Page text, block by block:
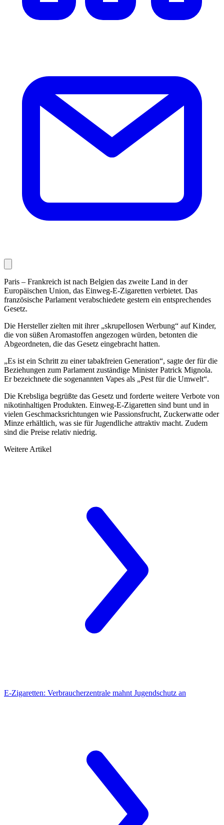
Paris – Frankreich ist nach Belgien das zweite Land in der
Europäischen Union, das Einweg-E-Zigaretten verbietet. Das
französische Parlament verabschiedete gestern ein entsprechendes
Gesetz.
Die Hersteller zielten mit ihrer „skrupellosen Werbung“ auf Kinder,
die von süßen Aromastoffen angezogen würden, betonten die
Abgeordneten, die das Gesetz eingebracht hatten.
„Es ist ein Schritt zu einer tabakfreien Generation“, sagte der für die
Beziehungen zum Parlament zuständige Minister Patrick Mignola.
Er bezeichnete die sogenannten Vapes als „Pest für die Umwelt“.
Die Krebsliga begrüßte das Gesetz und forderte weitere Verbote von
nikotinhaltigen Produkten. Einweg-E-Zigaretten sind bunt und in
vielen Geschmacksrichtungen wie Passionsfrucht, Zuckerwatte oder
Minze erhältlich, was sie für Jugendliche attraktiv macht. Zudem
sind die Preise relativ niedrig.
Weitere Artikel
E-Zigaretten: Verbraucherzentrale mahnt Jugendschutz an